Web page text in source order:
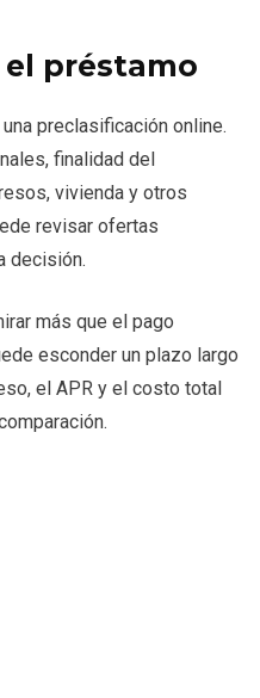
préstamo
preclasificación online.
finalidad del
vivienda y otros
revisar ofertas
decisión.
más que el pago
esconder un plazo largo
el APR y el costo total